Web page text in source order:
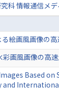
科 情報通信メ
画風画像の高
画風画像の高
Based